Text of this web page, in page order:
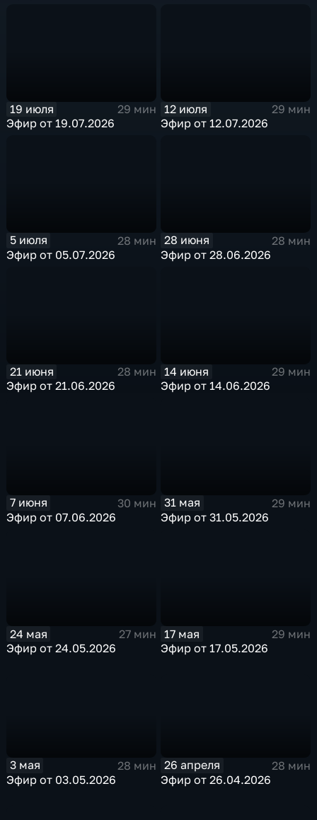
19 июля
29 мин
Эфир от 19.07.2026
12 июля
29 мин
Эфир от 12.07.2026
5 июля
28 мин
Эфир от 05.07.2026
28 июня
28 мин
Эфир от 28.06.2026
21 июня
28 мин
Эфир от 21.06.2026
14 июня
29 мин
Эфир от 14.06.2026
7 июня
30 мин
Эфир от 07.06.2026
31 мая
29 мин
Эфир от 31.05.2026
24 мая
27 мин
Эфир от 24.05.2026
17 мая
29 мин
Эфир от 17.05.2026
3 мая
28 мин
Эфир от 03.05.2026
26 апреля
28 мин
Эфир от 26.04.2026